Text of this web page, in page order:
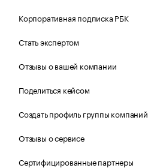
Корпоративная подписка РБК
Стать экспертом
Отзывы о вашей компании
Поделиться кейсом
Создать профиль группы компаний
Отзывы о сервисе
Сертифицированные партнеры